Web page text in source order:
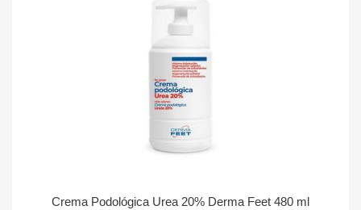
Crema Podológica Urea 20% Derma Feet 480 ml